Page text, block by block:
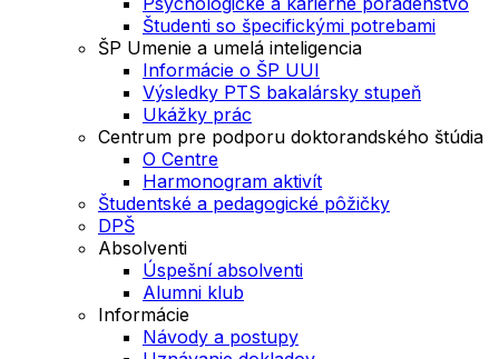
Študenti so špecifickými potrebami
ŠP Umenie a umelá inteligencia
Informácie o ŠP UUI
Výsledky PTS bakalársky stupeň
Ukážky prác
Centrum pre podporu doktorandského štúdia
O Centre
Harmonogram aktivít
Študentské a pedagogické pôžičky
DPŠ
Absolventi
Úspešní absolventi
Alumni klub
Informácie
Návody a postupy